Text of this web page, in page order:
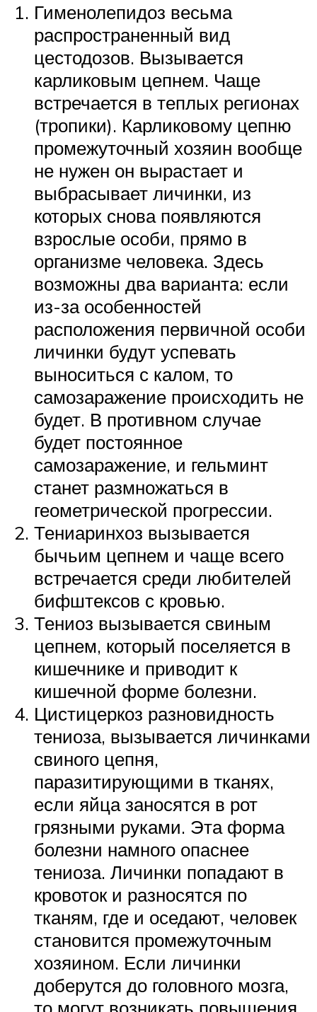
Гименолепидоз весьма
распространенный вид
цестодозов. Вызывается
карликовым цепнем. Чаще
встречается в теплых регионах
(тропики). Карликовому цепню
промежуточный хозяин вообще
не нужен он вырастает и
выбрасывает личинки, из
которых снова появляются
взрослые особи, прямо в
организме человека. Здесь
возможны два варианта: если
из-за особенностей
расположения первичной особи
личинки будут успевать
выноситься с калом, то
самозаражение происходить не
будет. В противном случае
будет постоянное
самозаражение, и гельминт
станет размножаться в
геометрической прогрессии.
Тениаринхоз вызывается
бычьим цепнем и чаще всего
встречается среди любителей
бифштексов с кровью.
Тениоз вызывается свиным
цепнем, который поселяется в
кишечнике и приводит к
кишечной форме болезни.
Цистицеркоз разновидность
тениоза, вызывается личинками
свиного цепня,
паразитирующими в тканях,
если яйца заносятся в рот
грязными руками. Эта форма
болезни намного опаснее
тениоза. Личинки попадают в
кровоток и разносятся по
тканям, где и оседают, человек
становится промежуточным
хозяином. Если личинки
доберутся до головного мозга,